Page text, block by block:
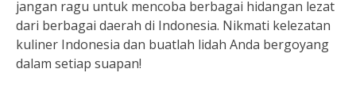
jangan ragu untuk mencoba berbagai hidangan lezat
dari berbagai daerah di Indonesia. Nikmati kelezatan
kuliner Indonesia dan buatlah lidah Anda bergoyang
dalam setiap suapan!